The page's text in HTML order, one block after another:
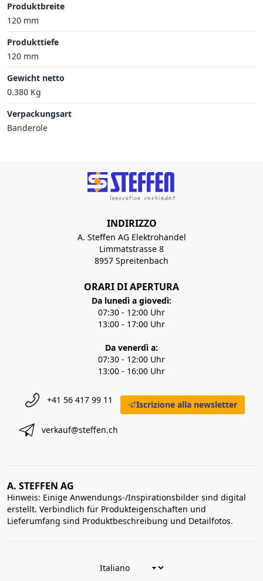
Produktbreite
120 mm
Produkttiefe
120 mm
Gewicht netto
0.380 Kg
Verpackungsart
Banderole
INDIRIZZO
A. Steffen AG Elektrohandel
Limmatstrasse 8
8957 Spreitenbach
ORARI DI APERTURA
Da lunedì a giovedì:
07:30 - 12:00 Uhr
13:00 - 17:00 Uhr
Da venerdì a:
07:30 - 12:00 Uhr
13:00 - 16:00 Uhr
+41 56 417 99 11
verkauf@steffen.ch
Iscrizione alla newsletter
A. STEFFEN AG
Hinweis: Einige Anwendungs-/Inspirationsbilder sind digital
erstellt. Verbindlich für Produkteigenschaften und
Lieferumfang sind Produktbeschreibung und Detailfotos.